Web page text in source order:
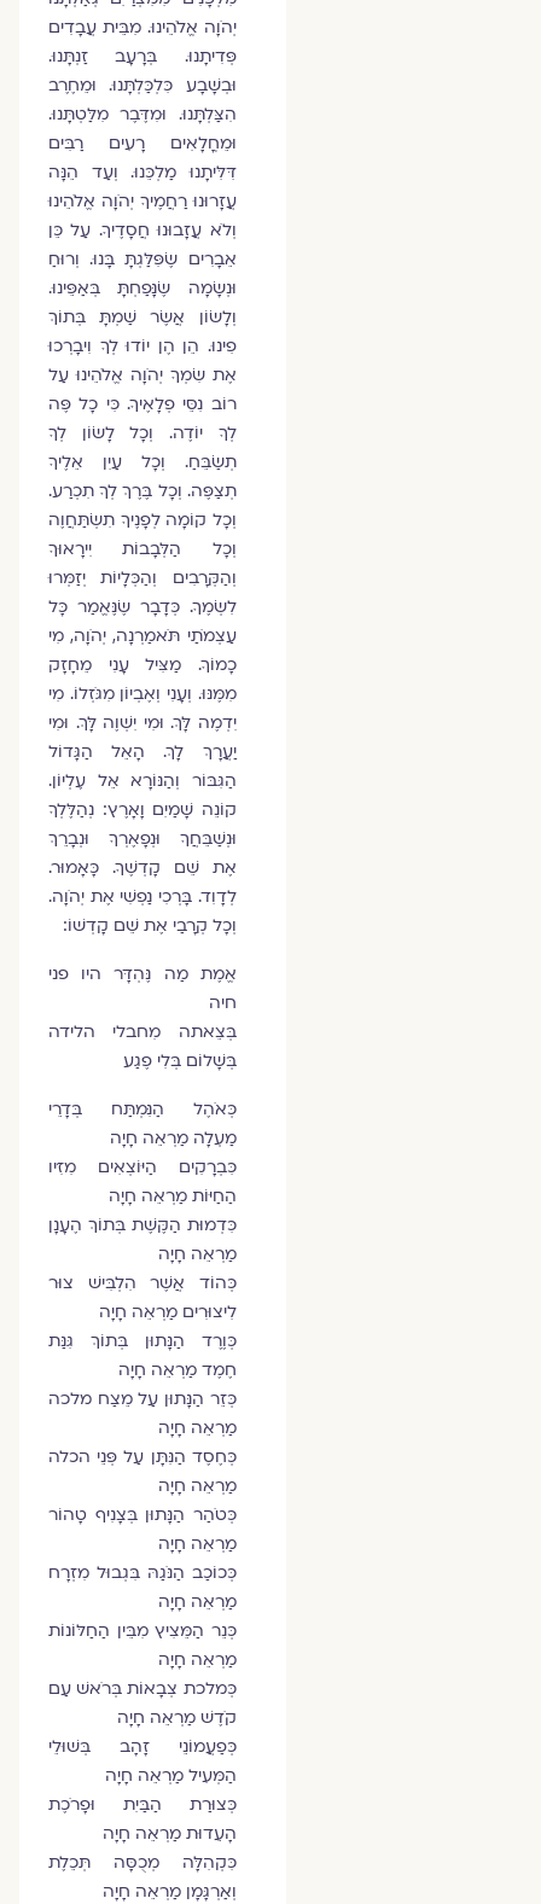
יְהֹוָה אֱלֹהֵינוּ. מִבֵּית עֲבָדִים
פְּדִיתָנוּ. בְּרָעָב זַנְתָּנוּ.
וּבְשָׁבָע כִּלְכַּלְתָּנוּ. וּמֵחֶרֶב
הִצַּלְתָּנוּ. וּמִדֶּבֶר מִלַּטְתָּנוּ.
וּמֵחֳלָאִים רָעִים רַבִּים
דִּלִּיתָנוּ מַלְכֵּנוּ. וְעַד הֵנָּה
עֲזָרוּנוּ רַחֲמֶיךָ יְהֹוָה אֱלֹהֵינוּ
וְלֹא עֲזָבוּנוּ חֲסָדֶיךָ. עַל כֵּן
אֵבָרִים שֶׂפִּלַּגְתָּ בָּנוּ. וְרוּחַ
וּנְשָׂמָה שֶׂנָּפַחְתָּ בְּאַפֵּינוּ.
וְלָשׂוֹן אֲשֶׂר שַׁמְתָּ בְּתוֹךְ
פִינוּ. הֵן הֶן יוֹדוּ לְךָ וִיבָרְכוּ
אֶת שִׂמְךָ יְהֹוָה אֱלֹהֵינוּ עַל
רוֹב נִסֵּי פְלָאֶיךָ. כִּי כָל פֶּה
לְךָ יוֹדֶה. וְכָל לָשׂוֹן לְךָ
תְשַׂבֵּחַ. וְכָל עַיִן אֵלֶיךָ
תְצַפֶּה. וְכָל בֶּרֶךְ לְךָ תִכְרַע.
וְכָל קוֹמָה לְפָנֶיךָ תִשְׂתַּחֲוֶה
וְכָל הַלְּבָבוֹת יִירָאוּךָ
וְהַקְּרָבִים וְהַכְּלָיוֹת יְזַמְּרוּ
לִשְׂמֶךָ. כְּדָבָר שֶׂנֶּאֱמַר כָּל
עַצְמֹתַי תֹּאמַרְנָה, יְהֹוָה, מִי
כָמוֹךָ. מַצִּיל עָנִי מֵחָזָק
מִמֶּנּוּ. וְעָנִי וְאֶבְיוֹן מִגֹּזְלוֹ. מִי
יִדְמֶה לָּךְ. וּמִי יִשְׁוֶה לָּךְ. וּמִי
יַעֲרָךְ לָךְ. הָאֵל הַגָּדוֹל
הַגִּבּוֹר וְהַנּוֹרָא אֵל עֶלְיוֹן.
קוֹנֵה שָׁמַיִם וָאָרֶץ: נְהַלֶּלְךָ
וּנְשַׁבֵּחֲךָ וּנְפָאֶרְךָ וּנְבָרֵךְ
אֶת שֵׁם קָדְשֶׁךָ. כָּאָמוּר.
לְדָוִד. בָּרְכִי נַפְשִׁי אֶת יְהֹוָה.
וְכָל קְרָבַי אֶת שֵׁם קָדְשׁוֹ:
אֱמֶת מַה נֶּהְדָּר היו פני
חיה
בְּצֵאתה מִחבלי הלידה
בְּשָׁלוֹם בְּלִי פֶגַע
כְּאֹהֶל הַנִּמְתַּח בְּדָרֵי
מַעְלָה מַרְאֵה חָיָה
כִּבְרָקִים הַיּוֹצְאִים מִזִּיו
הַחַיּוֹת מַרְאֵה חָיָה
כִּדְמוּת הַקֶּשֶׁת בְּתוֹךְ הֶעָנָן
מַרְאֵה חָיָה
כְּהוֹד אֲשֶׁר הִלְבִּישׁ צוּר
לִיצוּרִים מַרְאֵה חָיָה
כְּוֶרֶד הַנָּתוּן בְּתוֹךְ גִּנַּת
חֶמֶד מַרְאֵה חָיָה
כְּזֵר הַנָּתוּן עַל מֵצַח מלכה
מַרְאֵה חָיָה
כְּחֶסֶד הַנִּתָּן עַל פְּנֵי הכלה
מַרְאֵה חָיָה
כְּטֹהַר הַנָּתוּן בְּצָנִיף טָהוֹר
מַרְאֵה חָיָה
כְּכוֹכַב הַנֹּגַהּ בִּגְבוּל מִזְרָח
מַרְאֵה חָיָה
כְּנֵר הַמֵּצִיץ מִבֵּין הַחַלּוֹנוֹת
מַרְאֵה חָיָה
כְּמלכת צְבָאוֹת בְּרֹאשׁ עַם
קֹדֶשׁ מַרְאֵה חָיָה
כְּפַעֲמוֹנֵי זָהָב בְּשׁוּלֵי
הַמְּעִיל מַרְאֵה חָיָה
כְּצוּרַת הַבַּיִת וּפָרֹכֶת
הָעֵדוּת מַרְאֵה חָיָה
כִּקְהִלָּה מְכֻסָּה תְּכֵלֶת
וְאַרְגָּמָן מַרְאֵה חָיָה